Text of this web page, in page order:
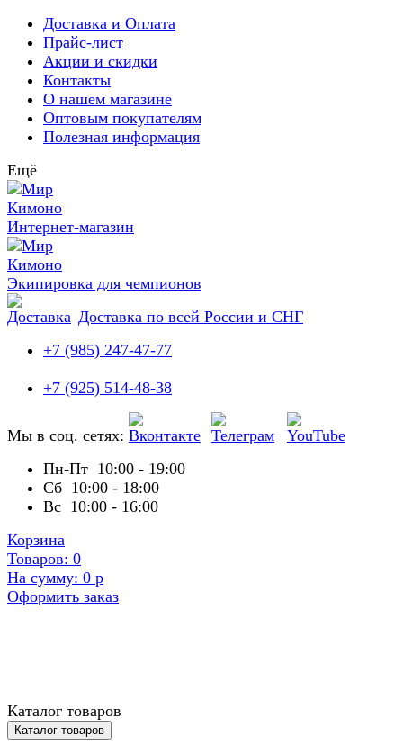
Доставка и Оплата
Прайс-лист
Акции и скидки
Контакты
О нашем магазине
Оптовым покупателям
Полезная информация
Ещё
Интернет-магазин
Экипировка для чемпионов
Доставка по всей России и СНГ
+7 (985) 247-47-77
+7 (925) 514-48-38
Мы в соц. сетях:
Пн-Пт 10:00 - 19:00
Сб 10:00 - 18:00
Вс 10:00 - 16:00
Корзина
Товаров: 0
На сумму: 0 р
Оформить заказ
Каталог товаров
Каталог товаров